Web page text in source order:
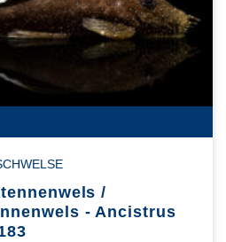
/
- Ancistrus